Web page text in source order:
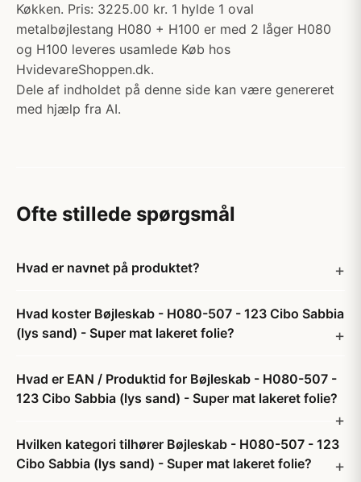
Køkken. Pris: 3225.00 kr. 1 hylde 1 oval
metalbøjlestang H080 + H100 er med 2 låger H080
og H100 leveres usamlede Køb hos
HvidevareShoppen.dk.
Dele af indholdet på denne side kan være genereret
med hjælp fra AI.
Ofte stillede spørgsmål
Hvad er navnet på produktet?
Hvad koster Bøjleskab - H080-507 - 123 Cibo Sabbia
(lys sand) - Super mat lakeret folie?
Hvad er EAN / Produktid for Bøjleskab - H080-507 -
123 Cibo Sabbia (lys sand) - Super mat lakeret folie?
Hvilken kategori tilhører Bøjleskab - H080-507 - 123
Cibo Sabbia (lys sand) - Super mat lakeret folie?